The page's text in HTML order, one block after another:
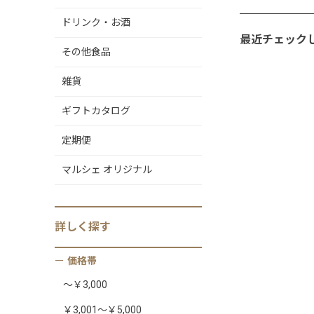
ドリンク・お酒
その他食品
雑貨
ギフトカタログ
定期便
マルシェ オリジナル
詳しく 探す
価格帯
～￥3,000
￥3,001～￥5,000
最近チェック